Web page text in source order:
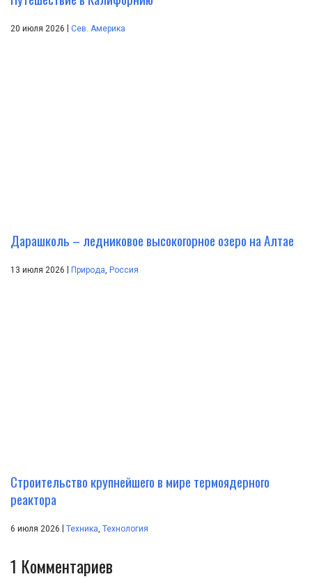
20 июля 2026 Сев. Америка
Дарашколь – ледниковое высокогорное озеро на Алтае
13 июля 2026 Природа, Россия
Строительство крупнейшего в мире термоядерного
реактора
6 июля 2026 | Техника, Технология
1 Комментариев